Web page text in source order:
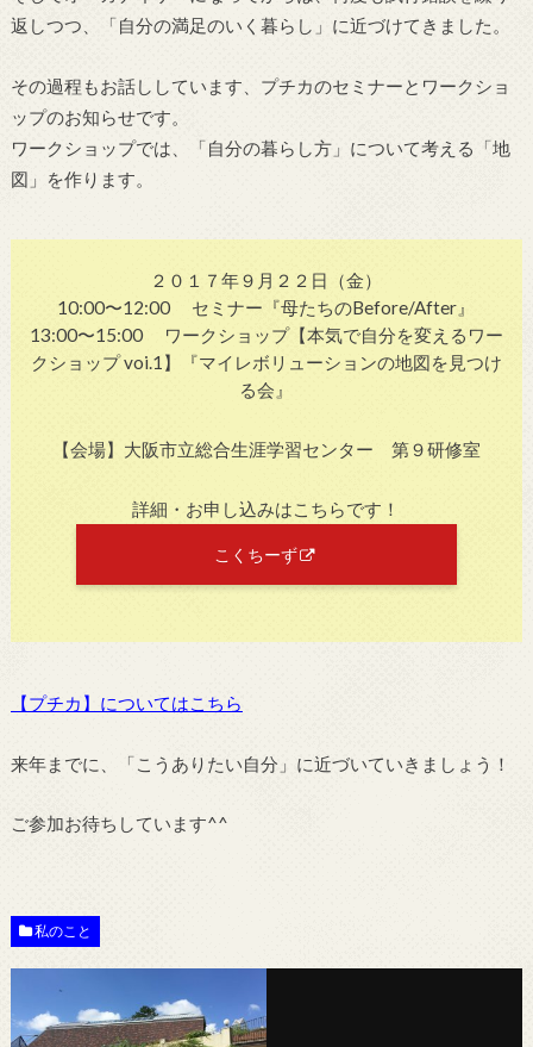
返しつつ、「自分の満足のいく暮らし」に近づけてきました。
その過程もお話ししています、プチカのセミナーとワークショ
ップのお知らせです。
ワークショップでは、「自分の暮らし方」について考える「地
図」を作ります。
２０１７年９月２２日（金）
10:00〜12:00 セミナー『母たちのBefore/After』
13:00〜15:00 ワークショップ【本気で自分を変えるワー
クショップ voi.1】『マイレボリューションの地図を見つけ
る会』
【会場】大阪市立総合生涯学習センター 第９研修室
詳細・お申し込みはこちらです！
こくちーず
【プチカ】についてはこちら
来年までに、「こうありたい自分」に近づいていきましょう！
ご参加お待ちしています^^
私のこと